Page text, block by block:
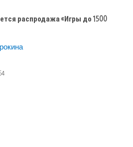
распродажа «Игры до 1500